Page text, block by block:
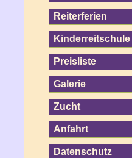
Reiterferien
Kinderreitschule
Preisliste
Galerie
Zucht
Anfahrt
Datenschutz